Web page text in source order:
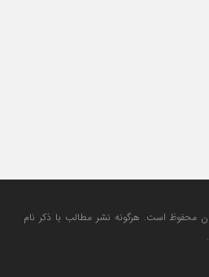
محفوظ است. هرگونه نشر مطالب با ذكر نام